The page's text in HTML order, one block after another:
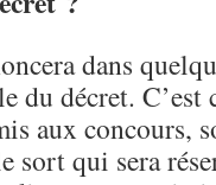
dans
du décret. C’est
aux concours,
sort qui sera